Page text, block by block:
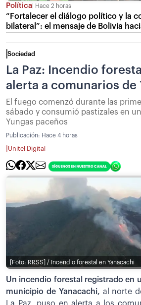
Política Hace 2 horas
“Fortalecer el diálogo político y la
bilateral”: el mensaje de Bolivia
Sociedad
La Paz: Incendio
alerta a comunarios de
El fuego comenzó durante las
sábado y consumió pastizales en
Yungas paceños
Publicación: Hace 4 horas
Unitel Digital
[Foto: RRSS] / Incendio forestal en Yanacachi
Un incendio forestal registrado en
municipio de Yanacachi, al norte